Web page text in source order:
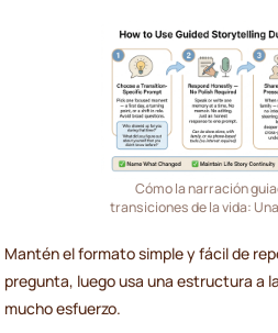
Cómo la narración
transiciones de la vida:
Mantén el formato simple y fácil de
pregunta, luego usa una estructura a
mucho esfuerzo.